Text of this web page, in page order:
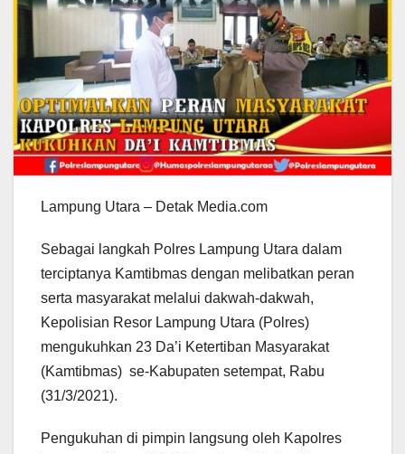
Lampung Utara – Detak Media.com
Sebagai langkah Polres Lampung Utara dalam
terciptanya Kamtibmas dengan melibatkan peran
serta masyarakat melalui dakwah-dakwah,
Kepolisian Resor Lampung Utara (Polres)
mengukuhkan 23 Da’i Ketertiban Masyarakat
(Kamtibmas) se-Kabupaten setempat, Rabu
(31/3/2021).
Pengukuhan di pimpin langsung oleh Kapolres